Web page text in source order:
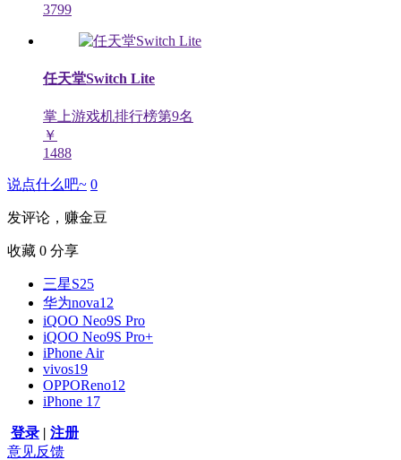
3799
任天堂Switch Lite
掌上游戏机排行榜第9名
￥
1488
说点什么吧~ 0
发评论，赚金豆
收藏 0 分享
三星S25
华为nova12
iQOO Neo9S Pro
iQOO Neo9S Pro+
iPhone Air
vivos19
OPPOReno12
iPhone 17
登录 | 注册
意见反馈